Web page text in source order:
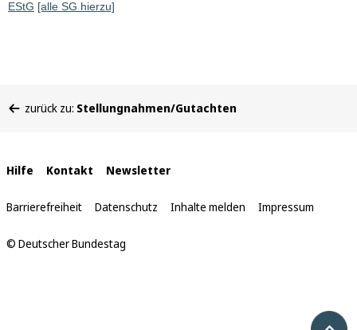
EStG [alle SG hierzu]
befinden
zurück zu: Stellungnahmen/Gutachten
Interne
Links
Hilfe Kontakt Newsletter
Barrierefreiheit Datenschutz Inhalte melden Impressum
© Deutscher Bundestag